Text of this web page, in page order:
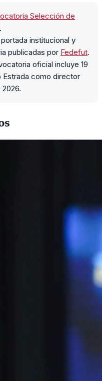
Selección de
.
portada institucional y
publicadas por Fedefut.
oficial incluye 19
Estrada como director